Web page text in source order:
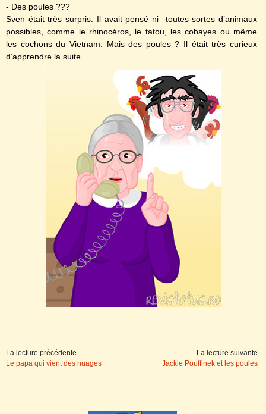
- Des poules ???
Sven était très surpris. Il avait pensé ni toutes sortes d’animaux
possibles, comme le rhinocéros, le tatou, les cobayes ou même
les cochons du Vietnam. Mais des poules ? Il était très curieux
d’apprendre la suite.
La lecture précédente
Le papa qui vient des nuages
La lecture suivante
Jackie Pouffinek et les poules